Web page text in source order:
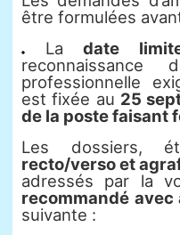
être formulées
Ladate
reconnaissance
professionnelle
est fixée au 25
de la poste faisant
Les dossiers,
recto/verso et
adressés par la
recommandé
suivante :